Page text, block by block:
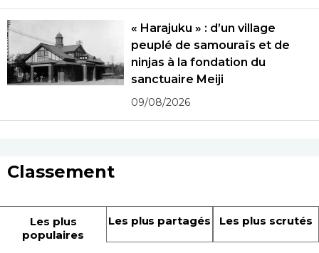
« Harajuku » : d’un village
peuplé de samouraïs et de
ninjas à la fondation du
sanctuaire Meiji
09/08/2026
Classement
Les plus
populaires
Les plus partagés Les plus scrutés